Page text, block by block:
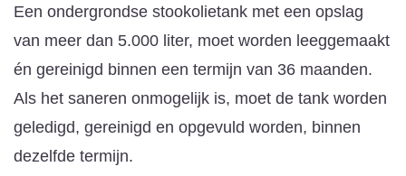
Een ondergrondse stookolietank met een opslag
van meer dan 5.000 liter, moet worden leeggemaakt
én gereinigd binnen een termijn van 36 maanden.
Als het saneren onmogelijk is, moet de tank worden
geledigd, gereinigd en opgevuld worden, binnen
dezelfde termijn.